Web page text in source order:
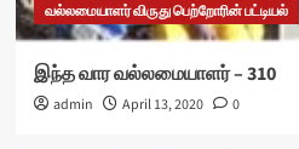
வல்லமையாளர் விருது பெற்றோரின் பட்டியல்
இந்த வார வல்லமையாளர் – 310
admin April 13, 2020 0